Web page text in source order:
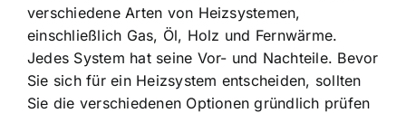
verschiedene Arten von Heizsystemen,
einschließlich Gas, Öl, Holz und Fernwärme.
Jedes System hat seine Vor- und Nachteile. Bevor
Sie sich für ein Heizsystem entscheiden, sollten
Sie die verschiedenen Optionen gründlich prüfen